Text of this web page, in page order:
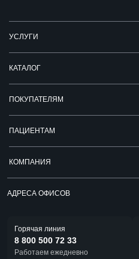
УСЛУГИ
КАТАЛОГ
ПОКУПАТЕЛЯМ
ПАЦИЕНТАМ
КОМПАНИЯ
АДРЕСА ОФИСОВ
Горячая линия
8 800 500 72 33
Работаем ежедневно